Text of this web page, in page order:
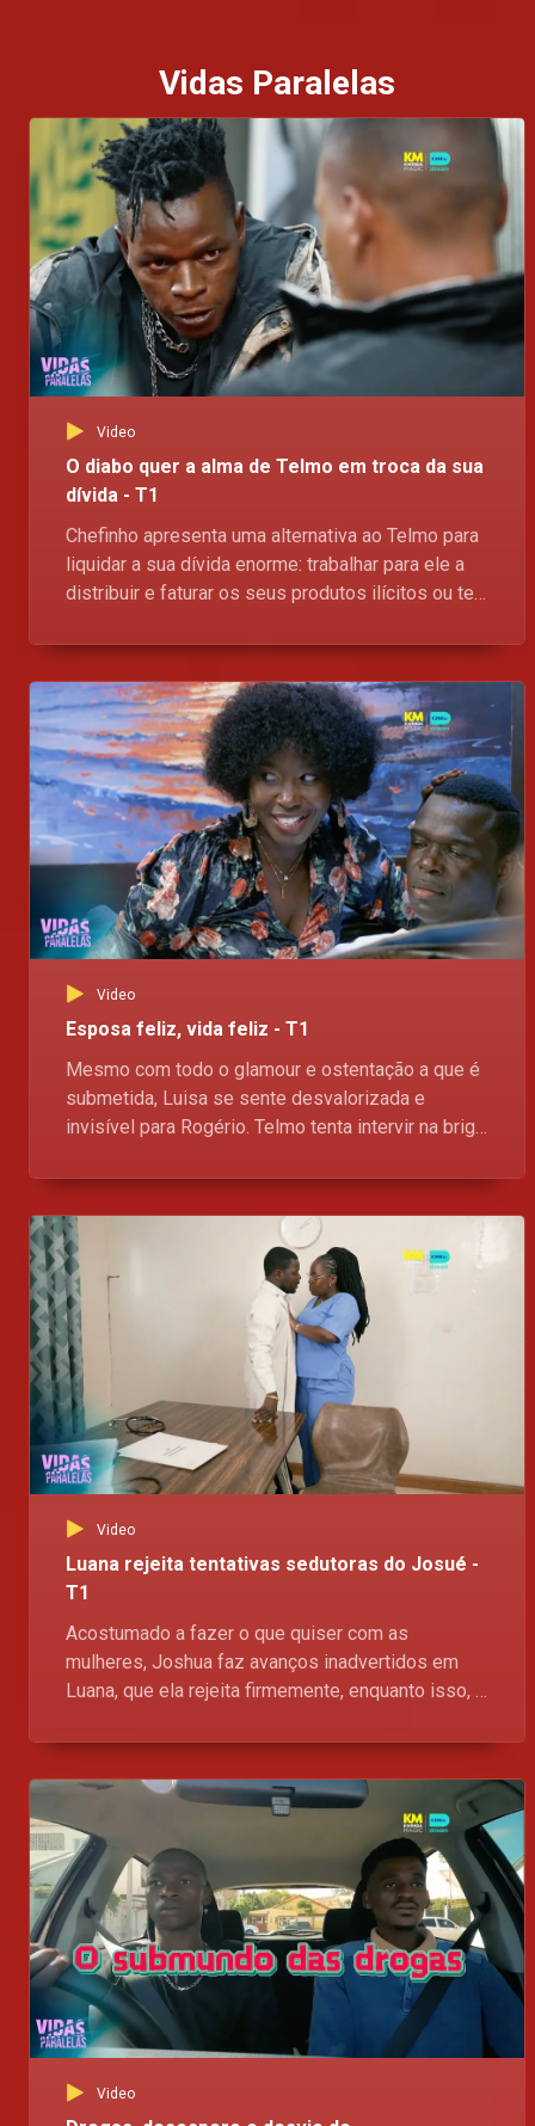
Vidas Paralelas
Video
O diabo quer a alma de Telmo em troca da sua
dívida - T1
Chefinho apresenta uma alternativa ao Telmo para
liquidar a sua dívida enorme: trabalhar para ele a
distribuir e faturar os seus produtos ilícitos ou ter
Paralelas, aqui no Kwenda Magic, p.505 da DStv,
às 18H00
Video
Esposa feliz, vida feliz - T1
Mesmo com todo o glamour e ostentação a que é
submetida, Luisa se sente desvalorizada e
invisível para Rogério. Telmo tenta intervir na briga
morder a mão que o alimenta. Vidas Paralelas,
aqui no Kwenda Magic, p.505 da DStv, às 18H00
Video
Luana rejeita tentativas sedutoras do Josué -
T1
Acostumado a fazer o que quiser com as
mulheres, Joshua faz avanços inadvertidos em
Luana, que ela rejeita firmemente, enquanto isso, o
Vidas Paralelas, aqui no Kwenda Magic, p.505 da
DStv, às 18H00
Video